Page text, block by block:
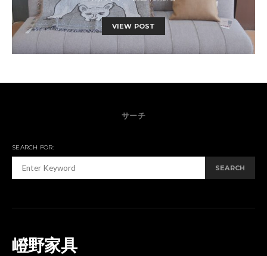
VIEW POST
サーチ
SEARCH FOR:
SEARCH
嶝野家具